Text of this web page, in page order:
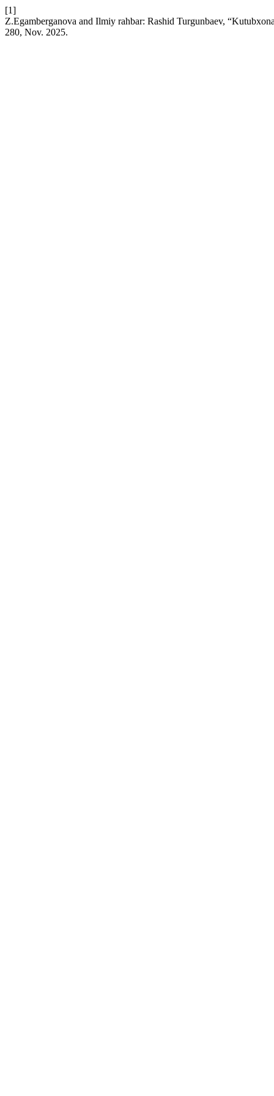
[1]
Z.Egamberganova and Ilmiy rahbar: Rashid Turgunbaev,
280, Nov. 2025.